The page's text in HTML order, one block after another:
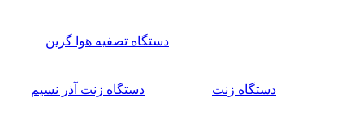
دستگاه تصفیه هوا گرین
دستگاه زنت دستگاه زنت آذر نسیم